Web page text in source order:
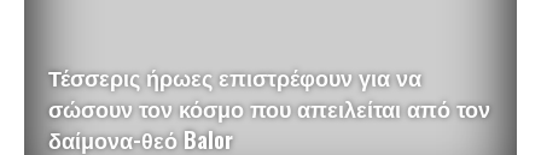
Τέσσερις ήρωες επιστρέφουν για να
σώσουν τον κόσμο που απειλείται από τον
δαίμονα-θεό Balor